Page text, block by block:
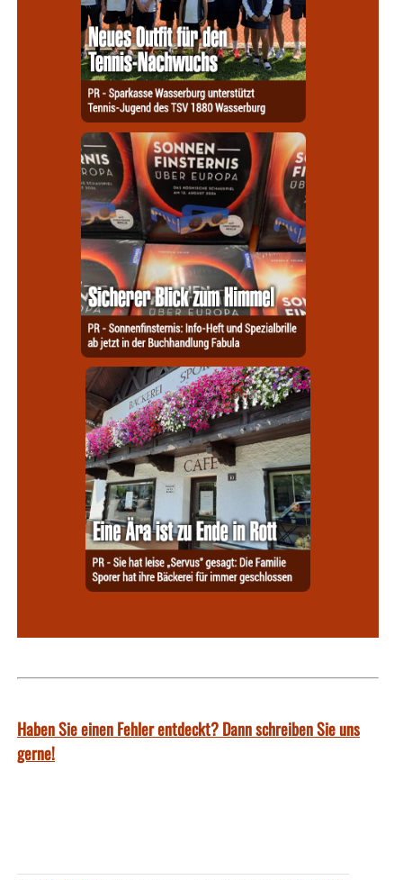
Haben Sie einen Fehler entdeckt? Dann schreiben Sie uns
gerne!